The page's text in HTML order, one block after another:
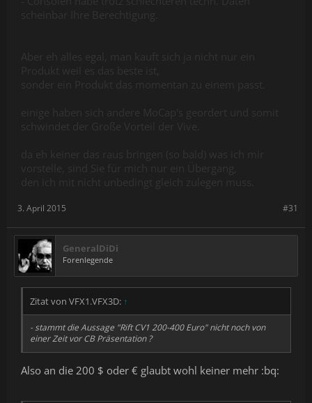
#31
3. April 2015
GeneralDiDi
Forenlegende
Zitat von VFX1.VFX3D: ↑
- stammt die Aussage "Rift CV1 200-400 Euro" nicht noch von
einer Zeit vor CB Präsentation ?
Also an die 200 $ oder € glaubt wohl keiner mehr :bq: